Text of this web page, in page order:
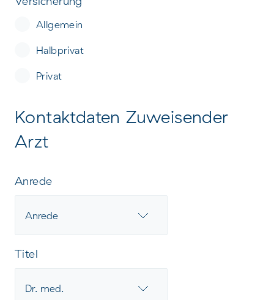
Allgemein
Halbprivat
Privat
Kontaktdaten Zuweisender
Arzt
Anrede
Titel